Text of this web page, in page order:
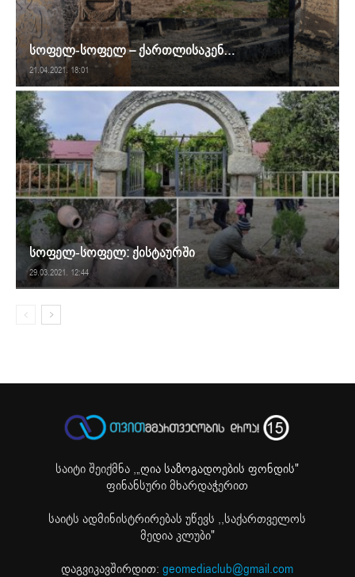
სოფელ-სოფელ – ქართლისაკენ…
21.04.2021. 18:01
სოფელ-სოფელ: ქისტაურში
29.03.2021. 12:44
საიტი შეიქმნა ,„ღია საზოგადოების ფონდის"
ფინანსური მხარდაჭერით
საიტს ადმინისტრირებას უწევს ,,საქართველოს
მედია კლუბი"
დაგვიკავშირდით:geomediaclub@gmail.com